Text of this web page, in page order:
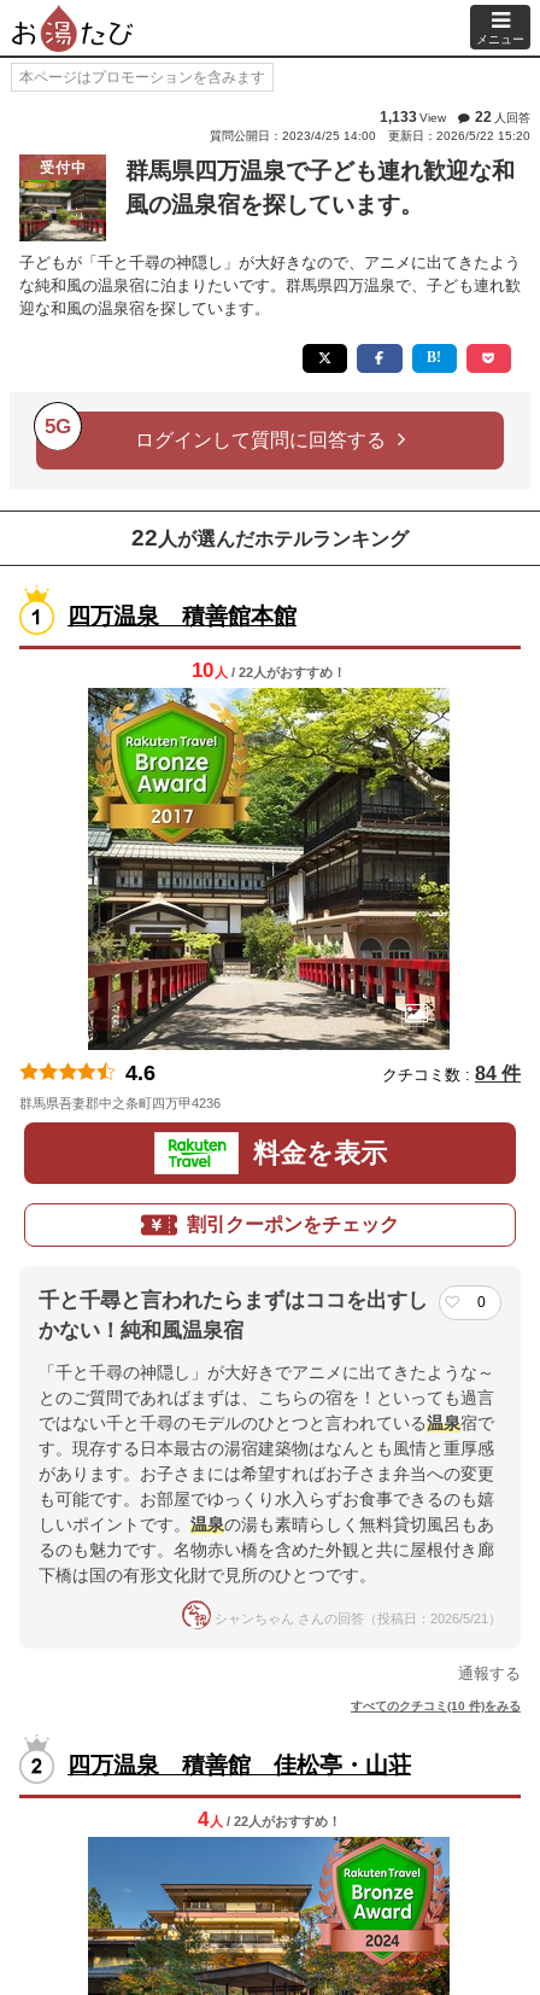
メニュー
本ページはプロモーションを含みます
1,133View 22 人回答
質問公開日：2023/4/25 14:00
更新日：2026/5/22 15:20
受付中
群馬県四万温泉で子ども連れ歓迎な和
風の温泉宿を探しています。
子どもが「千と千尋の神隠し」が大好きなので、アニメに出てきたよう
な純和風の温泉宿に泊まりたいです。群馬県四万温泉で、子ども連れ歓
迎な和風の温泉宿を探しています。
5G
ログインして質問に回答する
22 人が選んだホテルランキング
四万温泉 積善館本館
10 人 / 22人がおすすめ！
4.6 クチコミ数 : 84 件
群馬県吾妻郡中之条町四万甲4236
料金を表示
割引クーポンをチェック
千と千尋と言われたらまずはココを出すし
かない！純和風温泉宿
0
「千と千尋の神隠し」が大好きでアニメに出てきたような～
とのご質問であればまずは、こちらの宿を！といっても過言
ではない千と千尋のモデルのひとつと言われている温泉宿で
す。現存する日本最古の湯宿建築物はなんとも風情と重厚感
があります。お子さまには希望すればお子さま弁当への変更
も可能です。お部屋でゆっくり水入らずお食事できるのも嬉
しいポイントです。 温泉の湯も素晴らしく無料貸切風呂もあ
るのも魅力です。名物赤い橋を含めた外観と共に屋根付き廊
下橋は国の有形文化財で見所のひとつです。
シャンちゃん さんの回答（投稿日：2026/5/21）
通報する
すべてのクチコミ(10 件)をみる
四万温泉 積善館 佳松亭・山荘
4人 / 22人がおすすめ！